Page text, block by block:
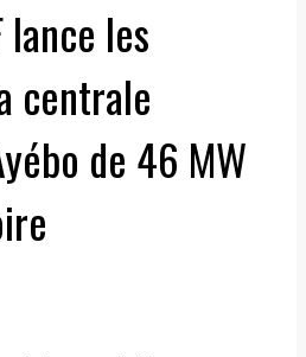
lance les
centrale
de 46 MW